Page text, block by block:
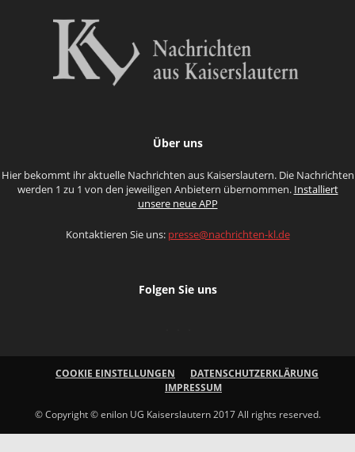
Über uns
Hier bekommt ihr aktuelle Nachrichten aus Kaiserslautern. Die Nachrichten
werden 1 zu 1 von den jeweiligen Anbietern übernommen. Installiert
unsere neue APP
Kontaktieren Sie uns: presse@nachrichten-kl.de
Folgen Sie uns
COOKIE EINSTELLUNGEN
DATENSCHUTZERKLÄRUNG
IMPRESSUM
© Copyright © enilon UG Kaiserslautern 2017 All rights reserved.